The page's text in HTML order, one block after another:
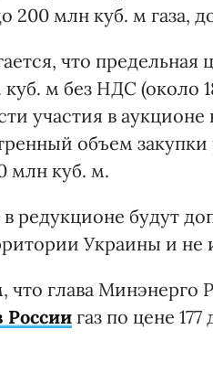
200 млн куб. м газа,
что предельная
куб. м без НДС (около
участия в
объем закупки
млн куб. м.
в редукционе будут
Украины и
что глава Минэнерго
России газ по цене